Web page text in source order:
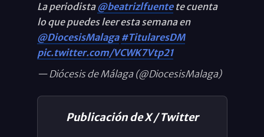
La periodista@beatrizlfuentete cuenta
lo que puedes leer esta semana en
@DiocesisMalaga #TitularesDM
pic.twitter.com/VCWK7Vtp21
— Diócesis de Málaga (@DiocesisMalaga)
Publicación de X / Twitter